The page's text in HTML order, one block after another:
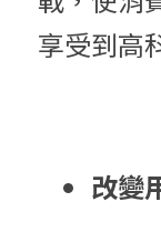
享受到高
改變